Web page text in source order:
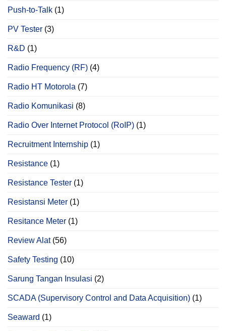
Push-to-Talk (1)
PV Tester (3)
R&D (1)
Radio Frequency (RF) (4)
Radio HT Motorola (7)
Radio Komunikasi (8)
Radio Over Internet Protocol (RoIP) (1)
Recruitment Internship (1)
Resistance (1)
Resistance Tester (1)
Resistansi Meter (1)
Resitance Meter (1)
Review Alat(56)
Safety Testing (10)
Sarung Tangan Insulasi (2)
SCADA (Supervisory Control and Data Acquisition) (1)
Seaward (1)